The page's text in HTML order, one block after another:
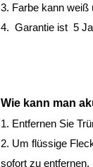
3. Farbe kann weiß
4. Garantie ist 5
Wie kann man
1. Entfernen Sie
2. Um flüssige
sofort zu entfernen.